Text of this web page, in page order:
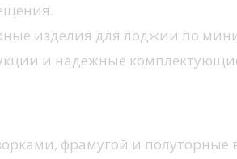
изделия для лоджии по
и надежные
фрамугой и полуторные